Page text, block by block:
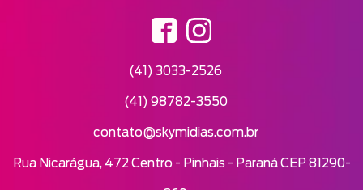
(41) 3033-2526
(41) 98782-3550
contato@skymidias.com.br
Rua Nicarágua, 472 Centro - Pinhais - Paraná CEP 81290-